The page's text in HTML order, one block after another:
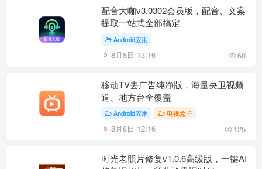
配音大咖v3.0302会员版，配音、文案
提取一站式全部搞定
Android应用
8月8日 13:16 60
移动TV去广告纯净版，海量央卫视频
道、地方台全覆盖
Android应用 电视盒子
8月8日 12:16 125
时光老照片修复v1.0.6高级版，一键AI